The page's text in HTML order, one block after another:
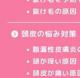
抜け毛の原因
頭皮の悩み対策
脂漏性皮膚炎
頭が痒い原因
頭皮が痛い原